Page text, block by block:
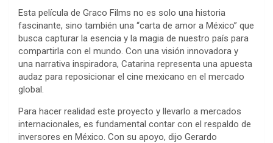
Esta película de Graco Films no es solo una historia
fascinante, sino también una “carta de amor a México” que
busca capturar la esencia y la magia de nuestro país para
compartirla con el mundo. Con una visión innovadora y
una narrativa inspiradora, Catarina representa una apuesta
audaz para reposicionar el cine mexicano en el mercado
global.
Para hacer realidad este proyecto y llevarlo a mercados
internacionales, es fundamental contar con el respaldo de
inversores en México. Con su apoyo, dijo Gerardo